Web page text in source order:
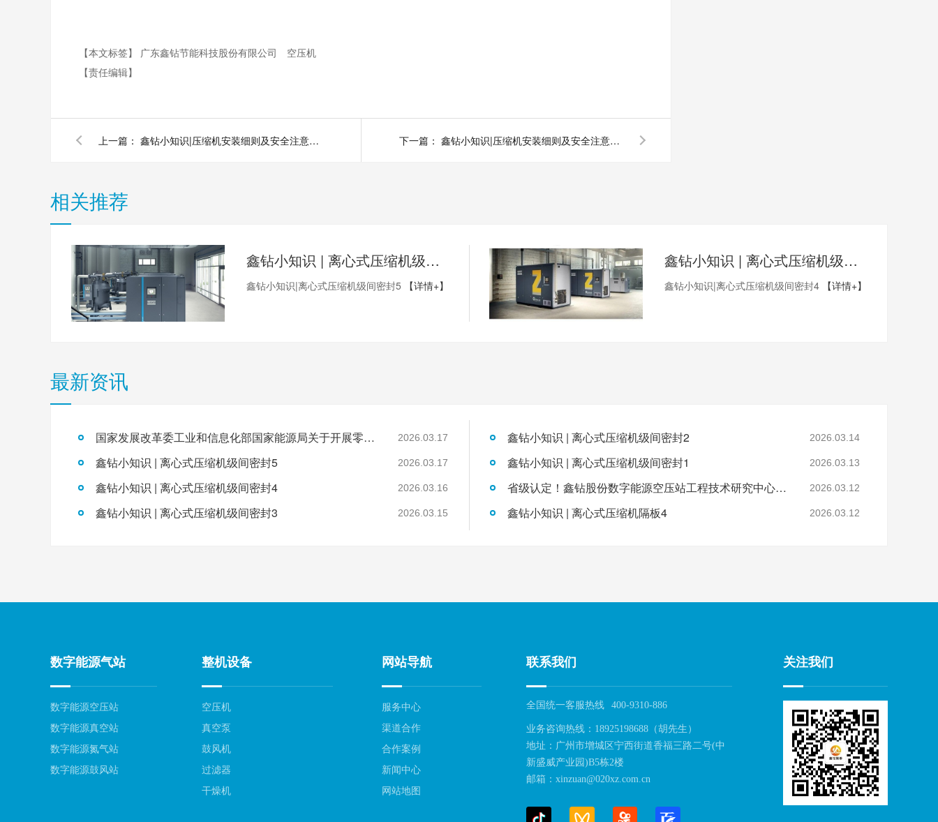
【本文标签】 广东鑫钻节能科技股份有限公司
空压机
【责任编辑】
上一篇： 鑫钻小知识|压缩机安装细则及安全注意事项之基础注意事项 下一篇： 鑫钻小知识|压缩机安装细则及安全注意事项之安装
相关推荐
鑫钻小知识 | 离心式压缩机级间密封5
鑫钻小知识|离心式压缩机级间密封5 【详情+】
鑫钻小知识 | 离心式压缩机级间密封4
鑫钻小知识|离心式压缩机级间密封4 【详情+】
最新资讯
国家发展改革委工业和信息化部国家能源局关于开展零碳园区建设的通知 2026.03.17
鑫钻小知识 | 离心式压缩机级间密封5 2026.03.17
鑫钻小知识 | 离心式压缩机级间密封4 2026.03.16
鑫钻小知识 | 离心式压缩机级间密封3 2026.03.15
鑫钻小知识 | 离心式压缩机级间密封2 2026.03.14
鑫钻小知识 | 离心式压缩机级间密封1 2026.03.13
省级认定！鑫钻股份数字能源空压站工程技术研究中心正式获批 2026.03.12
鑫钻小知识 | 离心式压缩机隔板4 2026.03.12
数字能源气站
数字能源空压站
数字能源真空站
数字能源氮气站
数字能源鼓风站
整机设备
空压机
真空泵
鼓风机
过滤器
干燥机
网站导航
服务中心
渠道合作
合作案例
新闻中心
网站地图
联系我们
全国统一客服热线 400-9310-886
业务咨询热线：18925198688（胡先生）
地址：广州市增城区宁西街道香福三路二号(中
新盛威产业园)B5栋2楼
邮箱：xinzuan@020xz.com.cn
关注我们